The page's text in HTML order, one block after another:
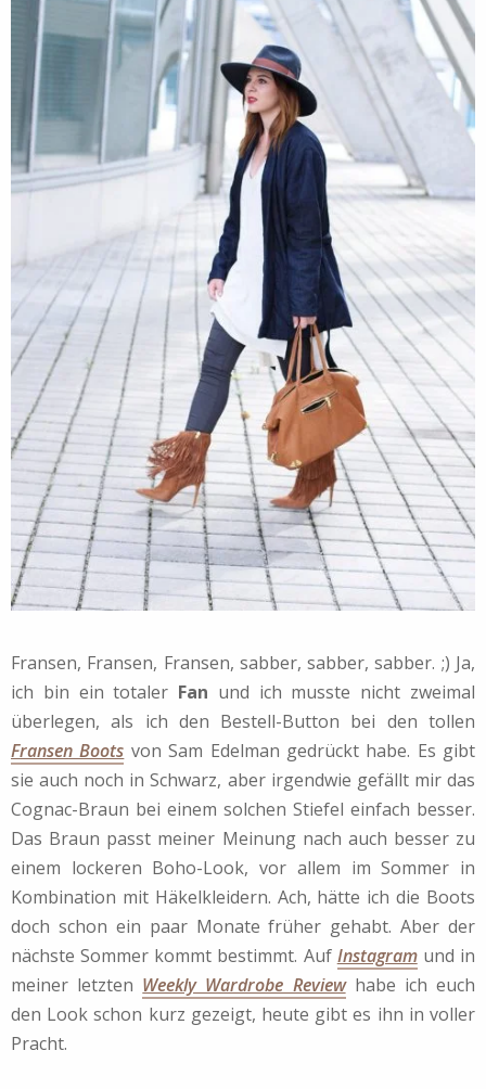
Fransen, Fransen, Fransen, sabber, sabber, sabber. ;) Ja,
ich bin ein totaler Fan und ich musste nicht zweimal
überlegen, als ich den Bestell-Button bei den tollen
Fransen Boots von Sam Edelman gedrückt habe. Es gibt
sie auch noch in Schwarz, aber irgendwie gefällt mir das
Cognac-Braun bei einem solchen Stiefel einfach besser.
Das Braun passt meiner Meinung nach auch besser zu
einem lockeren Boho-Look, vor allem im Sommer in
Kombination mit Häkelkleidern. Ach, hätte ich die Boots
doch schon ein paar Monate früher gehabt. Aber der
nächste Sommer kommt bestimmt. Auf Instagramund in
meiner letzten Weekly Wardrobe Reviewhabe ich euch
den Look schon kurz gezeigt, heute gibt es ihn in voller
Pracht.